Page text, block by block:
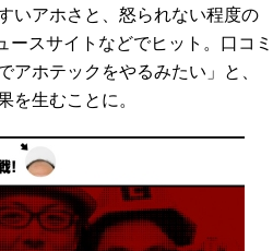
いアホさと、怒られない程度の
ースサイトなどでヒット。口コミ
ホテックをやるみたい」と、
を生むことに。